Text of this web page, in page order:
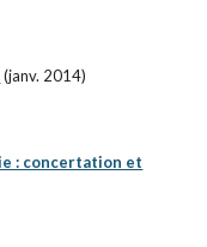
(janv. 2014)
: concertation et